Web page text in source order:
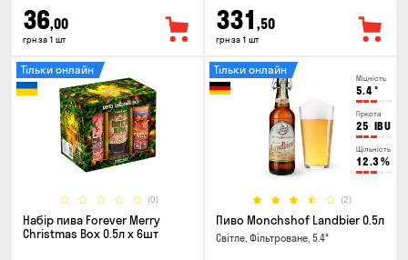
36,00
грн за 1 шт
331 ,50
грн за 1 шт
(0)
Тільки онлайн
Набір пива Forever Merry
Christmas Box 0.5л x 6шт
Міцність
5.4°
Гіркота
25 IBU
Щільність
12.3%
(2)
Тільки онлайн
Пиво Monchshof Landbier 0.5л
Світле, Фільтроване, 5.4°